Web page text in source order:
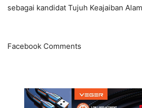
sebagai kandidat Tujuh Keajaiban
Facebook Comments